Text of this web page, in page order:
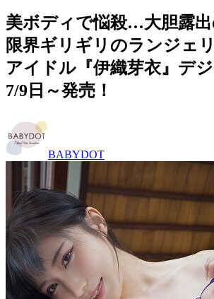
美ボディで悩殺…大胆露出
限界ギリギリのランジェ
アイドル『伊織芽衣』デ
7/9日～発売！
BABYDOT